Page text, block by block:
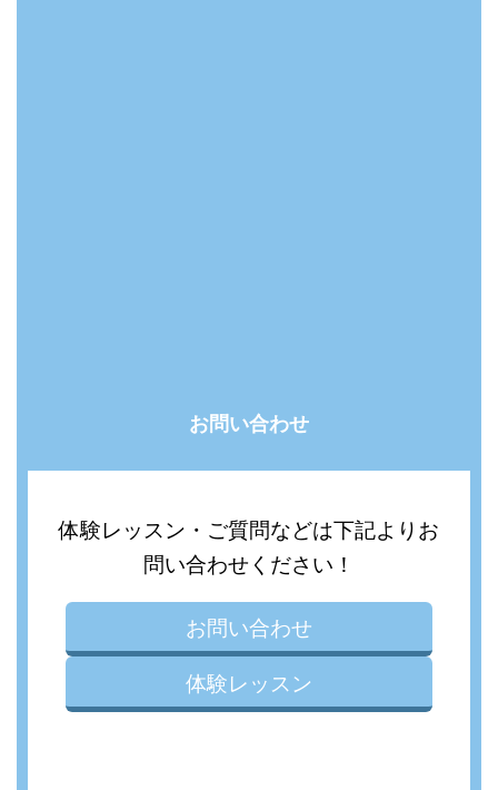
お問い合わせ
体験レッスン・ご質問などは下記よりお
問い合わせください！
お問い合わせ
体験レッスン